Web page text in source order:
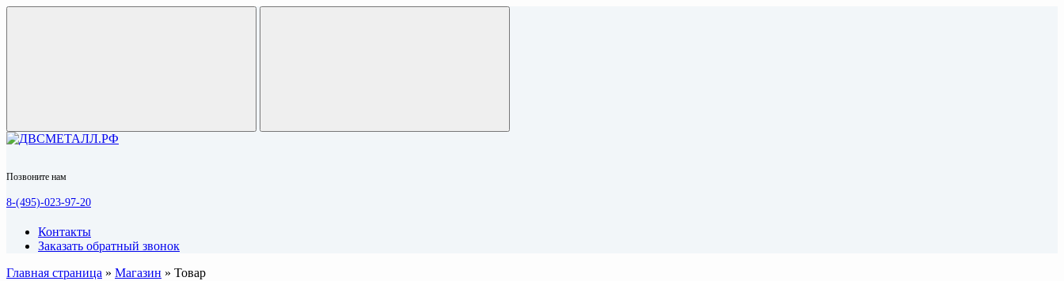
Позвоните нам
8-(495)-023-97-20
Контакты
Заказать обратный звонок
Главная страница » Магазин » Товар